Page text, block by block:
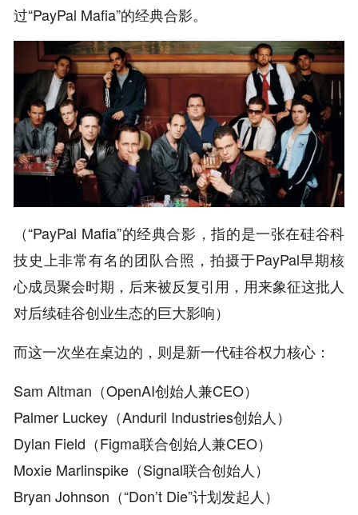
过“PayPal Mafia”的经典合影。
（“PayPal Mafia”的经典合影，指的是一张在硅谷科
技史上非常有名的团队合照，拍摄于PayPal早期核
心成员聚会时期，后来被反复引用，用来象征这批人
对后续硅谷创业生态的巨大影响）
而这一次坐在桌边的，则是新一代硅谷权力核心：
Sam Altman（OpenAI创始人兼CEO）
Palmer Luckey（Anduril Industries创始人）
Dylan Field（Figma联合创始人兼CEO）
Moxie Marlinspike（Signal联合创始人）
Bryan Johnson（“Don’t Die”计划发起人）